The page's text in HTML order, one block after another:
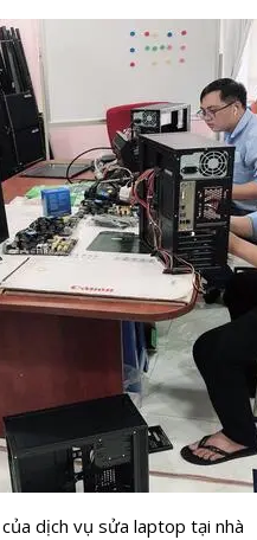
dịch vụ sửa laptop tại nhà